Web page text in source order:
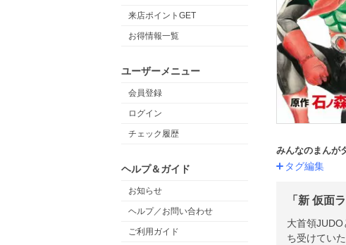
来店ポイントGET
お得情報一覧
ユーザーメニュー
会員登録
ログイン
チェック履歴
ヘルプ＆ガイド
お知らせ
ヘルプ／お問い合わせ
ご利用ガイド
みんなのまんが
タグ編集
「新 仮面
大首領
ち受けてい